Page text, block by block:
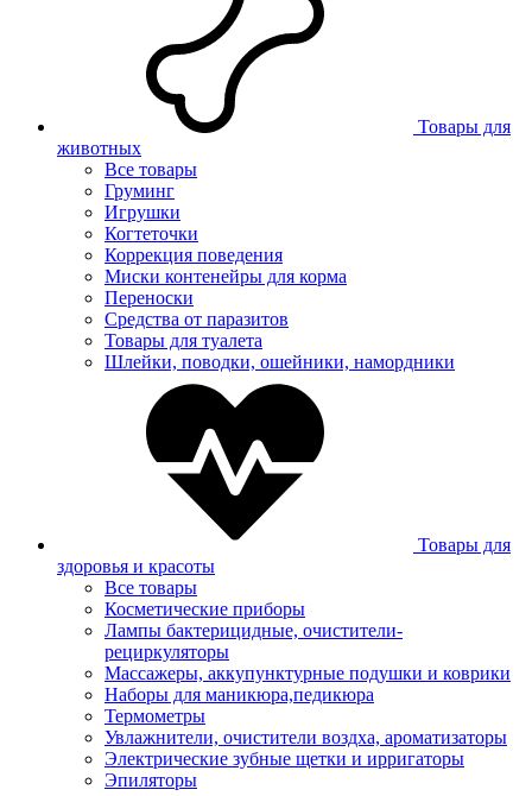
Товары для
животных
Все товары
Груминг
Игрушки
Когтеточки
Коррекция поведения
Миски контенейры для корма
Переноски
Средства от паразитов
Товары для туалета
Шлейки, поводки, ошейники, намордники
Товары для
здоровья и красоты
Все товары
Косметические приборы
Лампы бактерицидные, очистители-
рециркуляторы
Массажеры, аккупунктурные подушки и коврики
Наборы для маникюра,педикюра
Термометры
Увлажнители, очистители воздха, ароматизаторы
Электрические зубные щетки и ирригаторы
Эпиляторы